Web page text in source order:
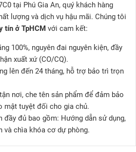
tại Phú Gia An, quý khách hàng
lượng và dịch vụ hậu mãi. Chúng tôi
tín ở TpHCM với cam kết:
100%, nguyên đai nguyên kiện, đầy
xuất xứ (CO/CQ).
lên đến 24 tháng, hỗ trợ bảo trì trọn
nơi, che tên sản phẩm để đảm bảo
mật tuyệt đối cho gia chủ.
đầy đủ bao gồm: Hướng dẫn sử dụng,
và chìa khóa cơ dự phòng.